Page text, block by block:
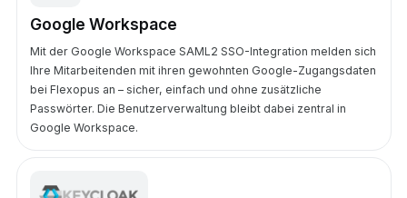
Google Workspace
Mit der Google Workspace SAML2 SSO-Integration melden sich
Ihre Mitarbeitenden mit ihren gewohnten Google-Zugangsdaten
bei Flexopus an – sicher, einfach und ohne zusätzliche
Passwörter. Die Benutzerverwaltung bleibt dabei zentral in
Google Workspace.